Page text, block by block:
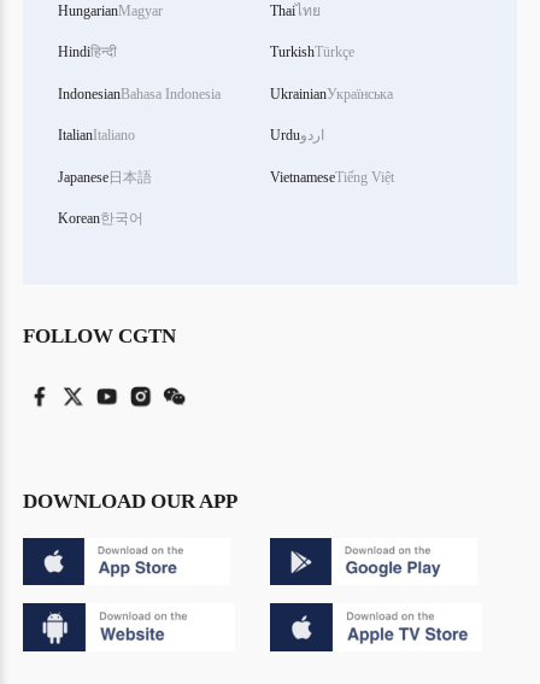
HungarianMagyar
Hindiहिन्दी
IndonesianBahasa Indonesia
ItalianItaliano
Japanese日本語
Korean한국어
Thaiไทย
TurkishTürkçe
UkrainianУкраїнська
Urduاردو
VietnameseTiếng Việt
FOLLOW CGTN
DOWNLOAD OUR APP